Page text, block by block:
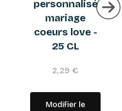
personnalisé
mariage
coeurs love -
25 CL
2,29 €
Modifier le